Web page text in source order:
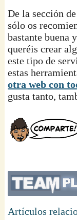
De la sección
sólo os
bastante buena
queréis crear
este tipo de
estas
otra web con
gusta tanto,
Artículos